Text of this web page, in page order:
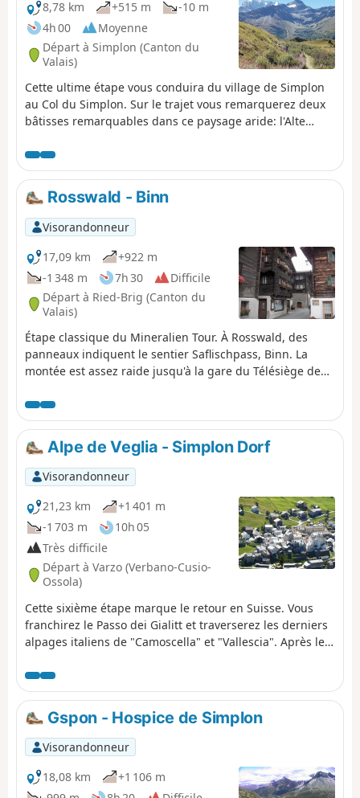
8,78 km +515 m
-10 m
4h 00
Moyenne
Départ à Simplon (Canton du
Valais)
Cette ultime étape vous conduira du village de Simplon
au Col du Simplon. Sur le trajet vous remarquerez deux
bâtisses remarquables dans ce paysage aride: l'Alte
pourrez faire un petit détour vers l’aigle du Simplon ainsi
que l’imposant hospice.
Rosswald - Binn
Visorandonneur
17,09 km
+922 m
-1 348 m
7h 30
Difficile
Départ à Ried-Brig (Canton du
Valais)
Étape classique du Mineralien Tour. À Rosswald, des
panneaux indiquent le sentier Saflischpass, Binn. La
montée est assez raide jusqu'à la gare du Télésiège de
devient plus agréable jusqu'au Saflischpass. Rester sur
le AlpenPässe Weg jusqu'à Binna Stausee. Descendre
jusqu'à Binn par la Via Alpina Blue. Le Saflischpass est la
limite linguistique francophone/germanophone.
Balisage : Blanc-RougeBblanc. AlpenPässe Weg - Via
Alpina Blue D4
Alpe de Veglia - Simplon Dorf
Visorandonneur
21,23 km
+1 401 m
-1 703 m
10h 05
Très difficile
Départ à Varzo (Verbano-Cusio-
Ossola)
Cette sixième étape marque le retour en Suisse. Vous
franchirez le Passo dei Gialitt et traverserez les derniers
alpages italiens de "Camoscella" et "Vallescia". Après les
descendrez vers la route du Col du Simplon et
retrouverez le Stockeralper Weg à Alter Kaserne. Par ce
beau sentier vous rejoindrez Gabi puis Simplon Dorf.
Gspon - Hospice de Simplon
Visorandonneur
18,08 km
+1 106 m